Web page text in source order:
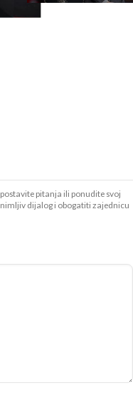
pitanja ili ponudite svoj
dijalog i obogatiti zajednicu